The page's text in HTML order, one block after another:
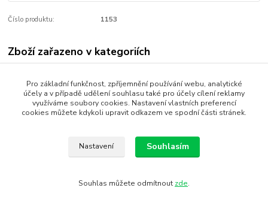
Číslo produktu: 1153
Zboží zařazeno v kategoriích
Pro základní funkčnost, zpříjemnění používání webu, analytické
účely a v případě udělení souhlasu také pro účely cílení reklamy
využíváme soubory cookies. Nastavení vlastních preferencí
cookies můžete kdykoli upravit odkazem ve spodní části stránek.
Nastavení Souhlasím
Souhlas můžete odmítnout zde.